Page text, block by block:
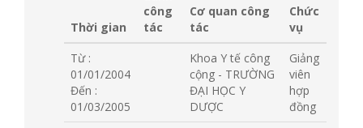
Thời gian
công
tác
Cơ quan công
tác
Chức
vụ
Từ :
01/01/2004
Đến :
01/03/2005
Khoa Y tế công
cộng - TRƯỜNG
ĐẠI HỌC Y
DƯỢC
Giảng
viên
hợp
đồng